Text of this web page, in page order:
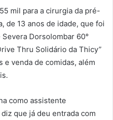
mil para a cirurgia da pré-
de 13 anos de idade, que foi
Dorsolombar 60°
Thru Solidário da Thicy”
e venda de comidas, além
como assistente
que já deu entrada com